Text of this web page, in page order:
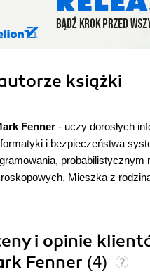
książki
Fenner - uczy dorosłych
i bezpieczeństwa
probabilistycznym
Mieszka z
i opinie
Fenner (4)